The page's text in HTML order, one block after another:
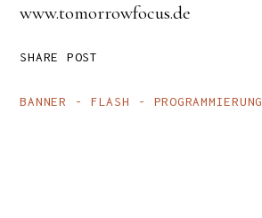
www.tomorrowfocus.de
BANNER FLASH PROGRAMMIERUNG
SHARE POST